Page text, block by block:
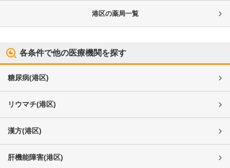
港区の薬局一覧
各条件で他の医療機関を探す
糖尿病(港区)
リウマチ(港区)
漢方(港区)
肝機能障害(港区)